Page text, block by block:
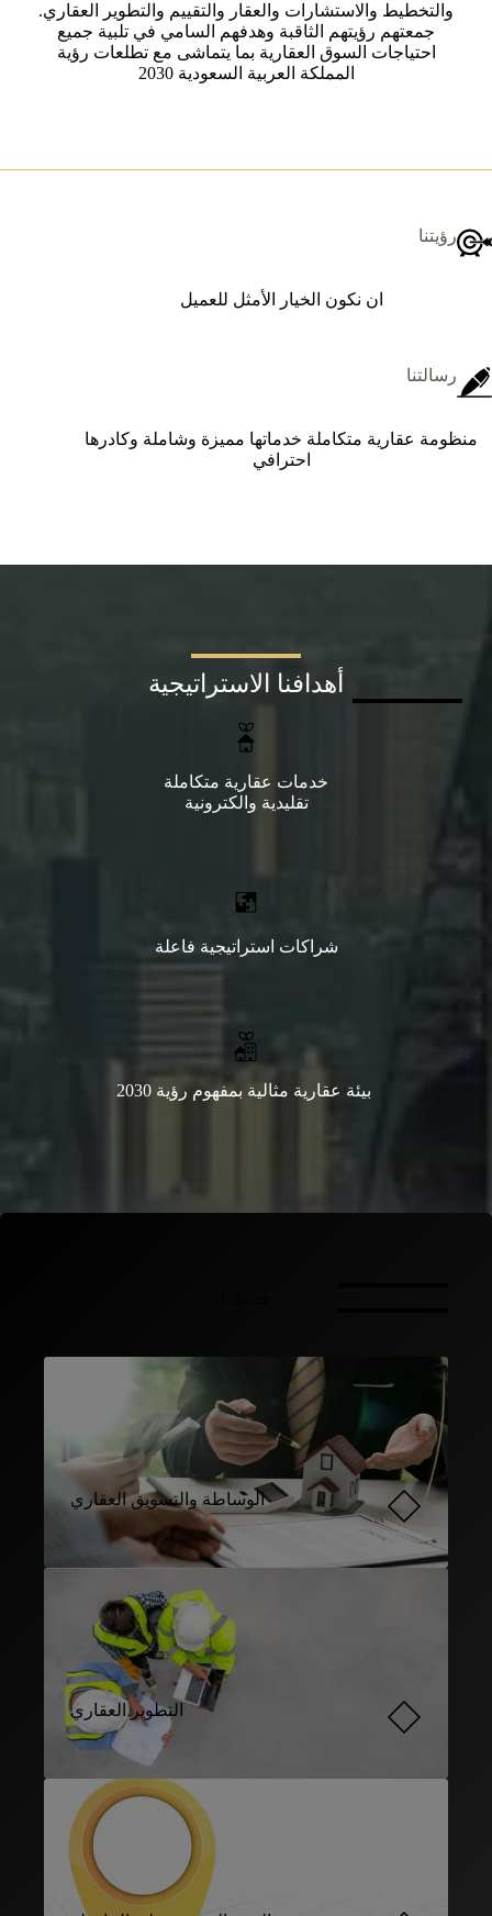
والتخطيط والاستشارات والعقار والتقييم والتطوير العقاري.
جمعتهم رؤيتهم الثاقبة وهدفهم السامي في تلبية جميع
احتياجات السوق العقارية بما يتماشى مع تطلعات رؤية
المملكة العربية السعودية 2030
رؤيتنا
ان نكون الخيار الأمثل للعميل
رسالتنا
منظومة عقارية متكاملة خدماتها مميزة وشاملة وكادرها
احترافي
أهدافنا الاستراتيجية
خدمات عقارية متكاملة
تقليدية والكترونية
شراكات استراتيجية فاعلة
بيئة عقارية مثالية بمفهوم رؤية 2030
الوساطة والتسويق العقاري
التطوير العقاري